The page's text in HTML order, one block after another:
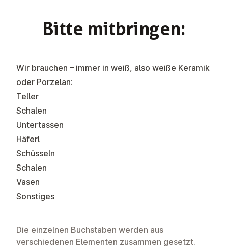
Bitte mit­brin­g­en:
Wir brauchen – immer in weiß, also weiße Keramik
oder Porzelan:
Teller
Schalen
Untertassen
Häferl
Schüsseln
Schalen
Vasen
Sonstiges
Die einzelnen Buchstaben werden aus
verschiedenen Elementen zusammen gesetzt.